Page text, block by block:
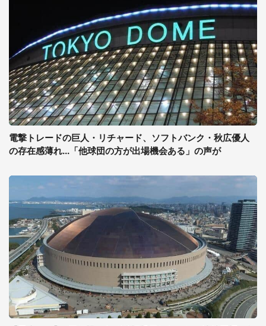
電撃トレードの巨人・リチャード、ソフトバンク・秋広優人
の存在感薄れ...「他球団の方が出場機会ある」の声が